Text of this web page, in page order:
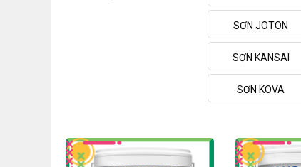
SƠN JOTON
SƠN KANSAI
SƠN KOVA